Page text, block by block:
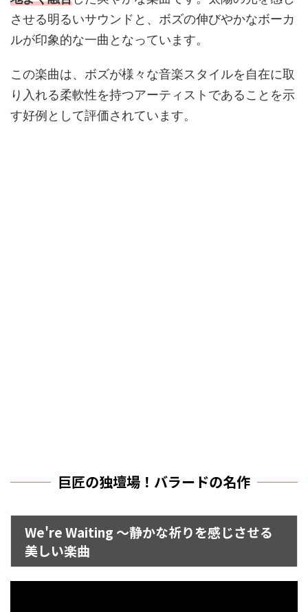
させる明るいサウンドと、ボズの伸びやかなボーカ
ルが印象的な一曲となっています。
この楽曲は、ボズが様々な音楽スタイルを自在に取
り入れる柔軟性を持つアーティストであることを示
す好例として評価されています。
巨匠の独壇場！バラードの名作
We're Waiting ～静かな祈りを感じさせる
美しい楽曲